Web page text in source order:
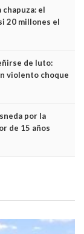
chapuza: el
20 millones el
por los
de luto:
violento choque
por la
de 15 años